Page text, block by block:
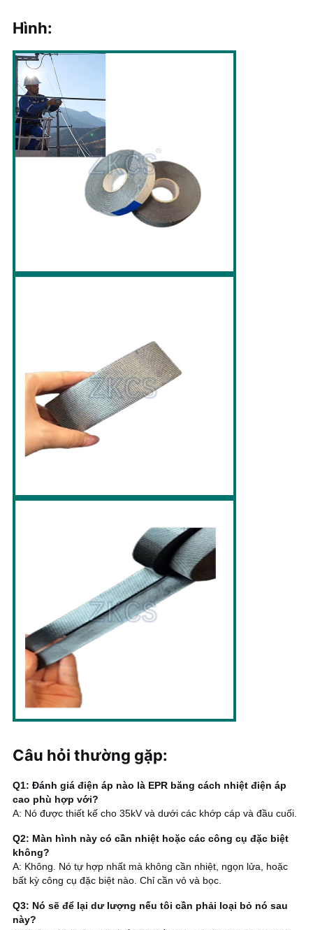
Hình:
Câu hỏi thường gặp:
Q1: Đánh giá điện áp nào là EPR băng cách nhiệt điện áp
cao phù hợp với?
A: Nó được thiết kế cho 35kV và dưới các khớp cáp và đầu cuối.
Q2: Màn hình này có cần nhiệt hoặc các công cụ đặc biệt
không?
A: Không. Nó tự hợp nhất mà không cần nhiệt, ngọn lửa, hoặc
bất kỳ công cụ đặc biệt nào. Chỉ cần vỏ và bọc.
Q3: Nó sẽ để lại dư lượng nếu tôi cần phải loại bỏ nó sau
này?